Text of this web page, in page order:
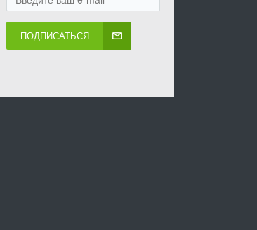
ПОДПИСАТЬСЯ